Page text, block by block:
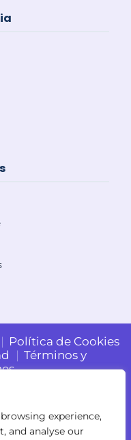
experience,
and analyse our
Política de Cookies
Términos y